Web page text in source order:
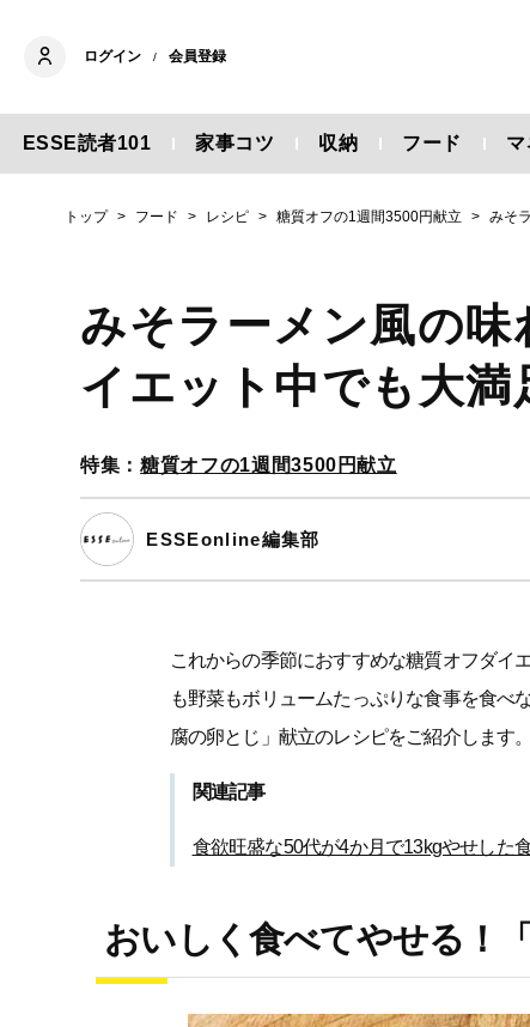
ログイン / 会員登録
ESSE読者101 家事コツ 収納 フード マ
トップ フード レシピ 糖質オフの1週間3500円献立 みそ
みそラーメン風の
イエット中でも大満
特集：糖質オフの1週間3500円献立
ESSEonline編集部
これからの季節におすすめな糖質オフダイ
も野菜もボリュームたっぷりな食事を食べ
腐の卵とじ」献立のレシピをご紹介します。
関連記事
食欲旺盛な50代が4か月で13kgやせした
おいしく食べてやせる！